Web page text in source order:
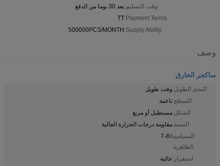
وقت التسليم:بعد 30 يوما من الدفع
Payment Terms:
TT
Supply Ability:
500000PCS/MONTH
وصف
ساكجر الحارق
المدى الطويل:وقت طويل
السطح:ناعمة
الشكل:مستطيل أو مربع
السمة:مقاومة درجات الحرارة العالية
المسامية
الظاهرة:
7-8٪
استقرار:عالية